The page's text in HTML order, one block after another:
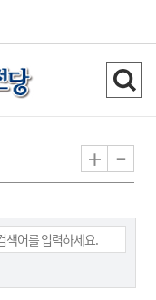
검
색
기
+ -